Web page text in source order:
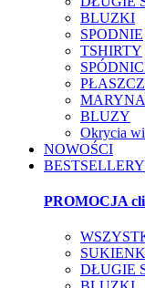
BLUZKI
SPODNIE
TSHIRTY
BLUZY
Okrycia
NOWOŚCI
BESTSELLERY
PROMOCJA
DŁUGIE